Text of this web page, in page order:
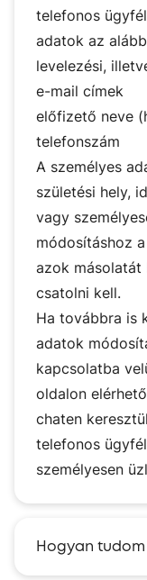
telefonos
adatok az
levelezési,
e-mail címek
előfizető neve
telefonszám
A személyes
születési hely,
vagy
módosításhoz
azok másolatát
csatolni kell.
Ha továbbra is
adatok
kapcsolatba
oldalon
chaten
telefonos
személyesen
Hogyan